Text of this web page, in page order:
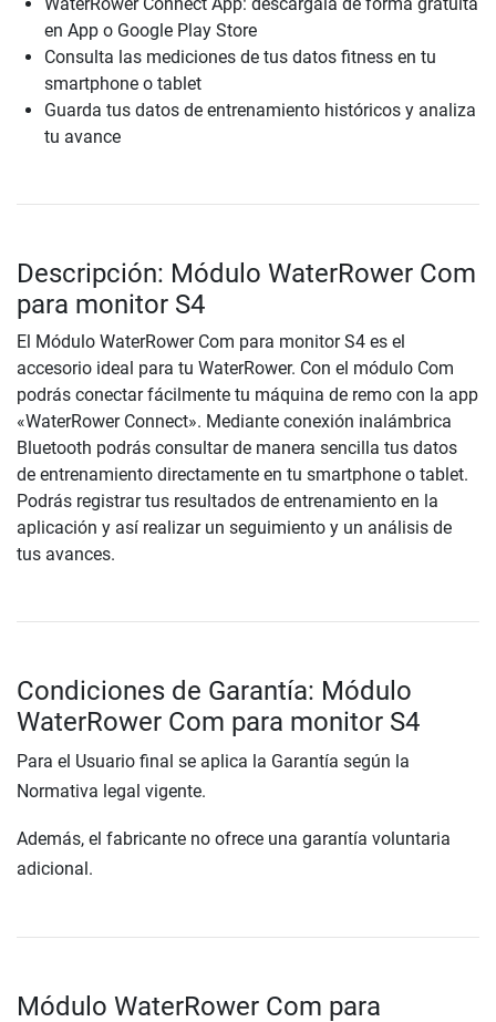
en App o Google Play Store
Consulta las mediciones de tus datos fitness en tu
smartphone o tablet
Guarda tus datos de entrenamiento históricos y analiza
tu avance
Descripción: Módulo WaterRower Com
para monitor S4
El Módulo WaterRower Com para monitor S4 es el
accesorio ideal para tu WaterRower. Con el módulo Com
podrás conectar fácilmente tu máquina de remo con la app
«WaterRower Connect». Mediante conexión inalámbrica
Bluetooth podrás consultar de manera sencilla tus datos
de entrenamiento directamente en tu smartphone o tablet.
Podrás registrar tus resultados de entrenamiento en la
aplicación y así realizar un seguimiento y un análisis de
tus avances.
Condiciones de Garantía: Módulo
WaterRower Com para monitor S4
Para el Usuario final se aplica la Garantía según la
Normativa legal vigente.
Además, el fabricante no ofrece una garantía voluntaria
adicional.
Módulo WaterRower Com para